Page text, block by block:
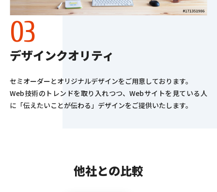
デザインクオリティ
セミオーダーとオリジナルデザインをご用意しております。
Web技術のトレンドを取り入れつつ、Webサイトを見ている人
に「伝えたいことが伝わる」デザインをご提供いたします。
他社との比較